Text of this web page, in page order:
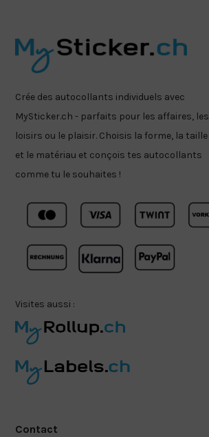
Crée des autocollants individuels avec
MySticker.ch - parfaits pour les affaires, les
loisirs ou le plaisir. Choisis la forme, la taille
et le matériau et conçois tes autocollants
comme tu le souhaites !
Visites aussi :
Contact